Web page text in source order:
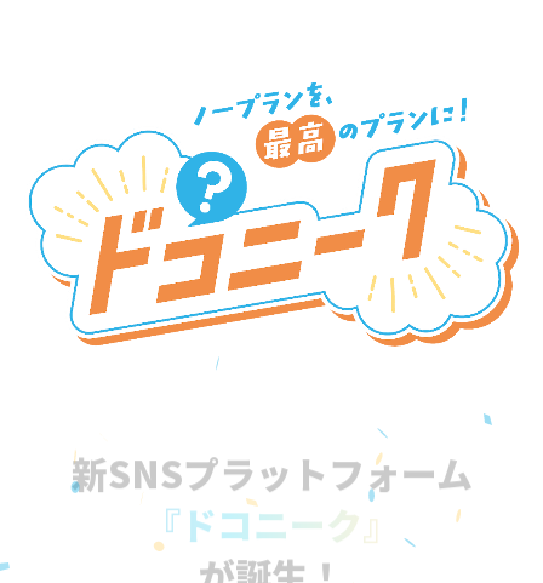
新SNSプラットフォーム
『ドコニーク』
が誕生！